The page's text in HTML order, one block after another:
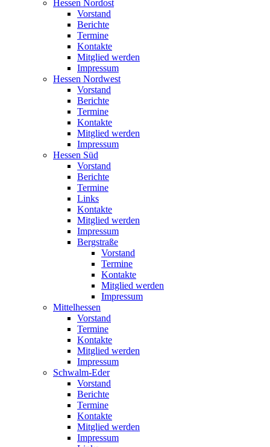
Hessen Nordost
Vorstand
Berichte
Termine
Kontakte
Mitglied werden
Impressum
Hessen Nordwest
Vorstand
Berichte
Termine
Kontakte
Mitglied werden
Impressum
Hessen Süd
Vorstand
Berichte
Termine
Links
Kontakte
Mitglied werden
Impressum
Bergstraße
Vorstand
Termine
Kontakte
Mitglied werden
Impressum
Mittelhessen
Vorstand
Termine
Kontakte
Mitglied werden
Impressum
Schwalm-Eder
Vorstand
Berichte
Termine
Kontakte
Mitglied werden
Impressum